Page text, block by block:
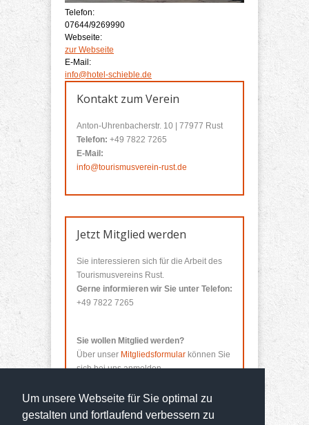
Um unsere Webseite für Sie optimal zu
gestalten und fortlaufend verbessern zu
Telefon:
07644/9269990
Webseite:
zur Webseite
E-Mail:
info@hotel-schieble.de
Kontakt zum Verein
Anton-Uhrenbacherstr. 10 | 77977 Rust
Telefon: +49 7822 7265
E-Mail:
info@tourismusverein-rust.de
Jetzt Mitglied werden
Sie interessieren sich für die Arbeit des
Tourismusvereins Rust.
Gerne informieren wir Sie unter Telefon:
+49 7822 7265
Sie wollen Mitglied werden?
Über unser Mitgliedsformular können Sie
sich bei uns anmelden.